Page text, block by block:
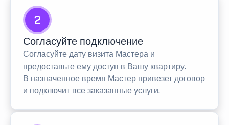
2
Согласуйте подключение
Согласуйте дату визита Мастера и
предоставьте ему доступ в Вашу квартиру.
В назначенное время Мастер привезет договор
и подключит все заказанные услуги.